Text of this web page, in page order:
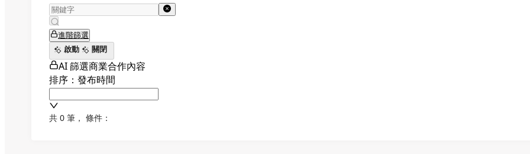
進階篩選
啟動
關閉
AI 篩選商業合作內容
排序：發布時間
共 0 筆 ， 條件：